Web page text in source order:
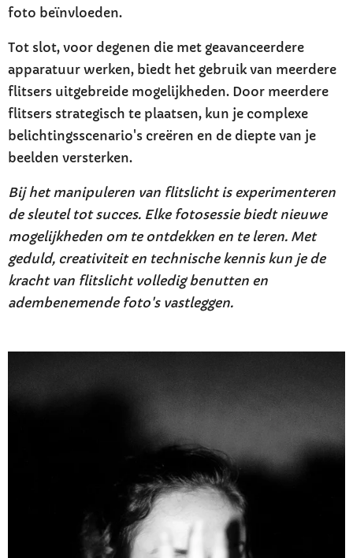
foto beïnvloeden.
Tot slot, voor degenen die met geavanceerdere
apparatuur werken, biedt het gebruik van meerdere
flitsers uitgebreide mogelijkheden. Door meerdere
flitsers strategisch te plaatsen, kun je complexe
belichtingsscenario's creëren en de diepte van je
beelden versterken.
Bij het manipuleren van flitslicht is experimenteren
de sleutel tot succes. Elke fotosessie biedt nieuwe
mogelijkheden om te ontdekken en te leren. Met
geduld, creativiteit en technische kennis kun je de
kracht van flitslicht volledig benutten en
adembenemende foto's vastleggen.